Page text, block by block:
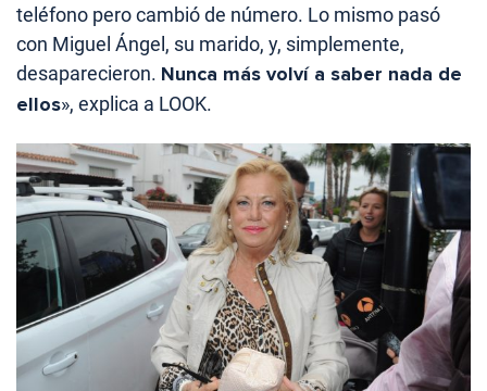
teléfono pero cambió de número. Lo mismo pasó
con Miguel Ángel, su marido, y, simplemente,
desaparecieron. Nunca más volví a saber nada de
ellos», explica a LOOK.